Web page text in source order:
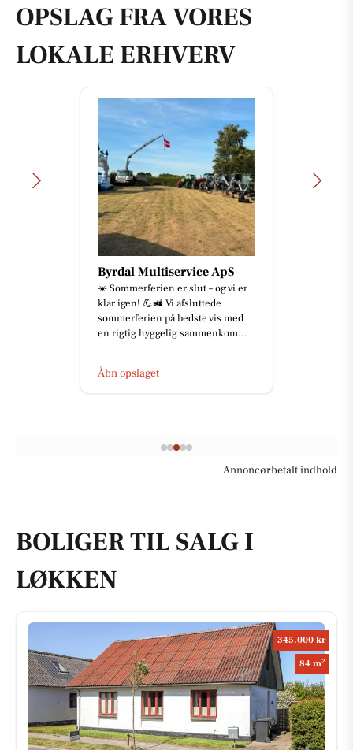
OPSLAG FRA VORES
LOKALE ERHVERV
Byrdal Multiservice ApS
☀️ Sommerferien er slut – og vi er
klar igen! 💪🚜 Vi afsluttede
sommerferien på bedste vis med
en rigtig hyggelig sammenkom...
Åbn opslaget
Annoncørbetalt indhold
BOLIGER TIL SALG I
LØKKEN
345.000 kr
84 m2